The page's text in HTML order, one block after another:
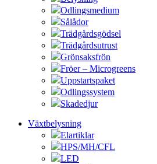
Odlingsmedium
Sålådor
Trädgårdsgödsel
Trädgårdsutrust
Grönsaksfrön
Fröer – Microgreens
Uppstartspaket
Odlingssystem
Skadedjur
Växtbelysning
Elartiklar
HPS/MH/CFL
LED